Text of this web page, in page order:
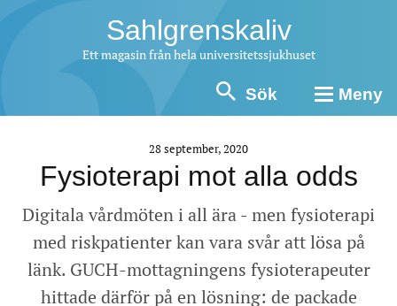
Sahlgrenskaliv
Ett magasin från hela universitetssjukhuset
Sök Meny
28 september, 2020
Fysioterapi mot alla odds
Digitala vårdmöten i all ära - men fysioterapi
med riskpatienter kan vara svår att lösa på
länk. GUCH-mottagningens fysioterapeuter
hittade därför på en lösning: de packade